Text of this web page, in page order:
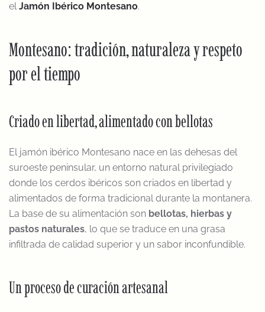
el Jamón Ibérico Montesano.
Montesano: tradición, naturaleza y respeto
por el tiempo
Criado en libertad, alimentado con bellotas
El jamón ibérico Montesano nace en las dehesas del
suroeste peninsular, un entorno natural privilegiado
donde los cerdos ibéricos son criados en libertad y
alimentados de forma tradicional durante la montanera.
La base de su alimentación son bellotas, hierbas y
pastos naturales, lo que se traduce en una grasa
infiltrada de calidad superior y un sabor inconfundible.
Un proceso de curación artesanal